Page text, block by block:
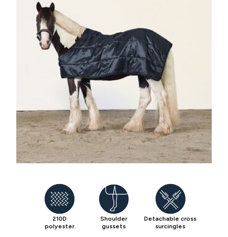
210D
polyester
Shoulder
gussets
Detachable cross
surcingles